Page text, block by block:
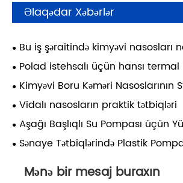
Əlaqədar Xəbərlər
Bu iş şəraitində kimyəvi nasosları
olar?
Polad istehsalı üçün hansı
nasoslarından istifadə olunur?
Kimyəvi Boru Kəməri Nasoslarının
Performans Təhlili
Vidalı nasosların praktik tətbiqləri
Aşağı Başlıqlı Su Pompası üçün
Mərkəzdənqaçma Nasosların
Sənaye Tətbiqlərində Plastik
Mənə bir mesaj buraxın